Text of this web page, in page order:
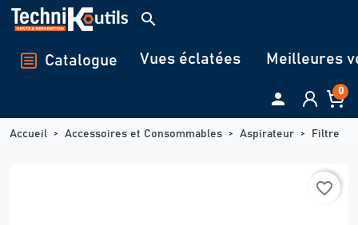
Panneau de gestion des cookies
search
Catalogue Vues éclatées Meilleures
 0
Accueil Accessoires et Consommables Aspirateur Filtre
favorite_border